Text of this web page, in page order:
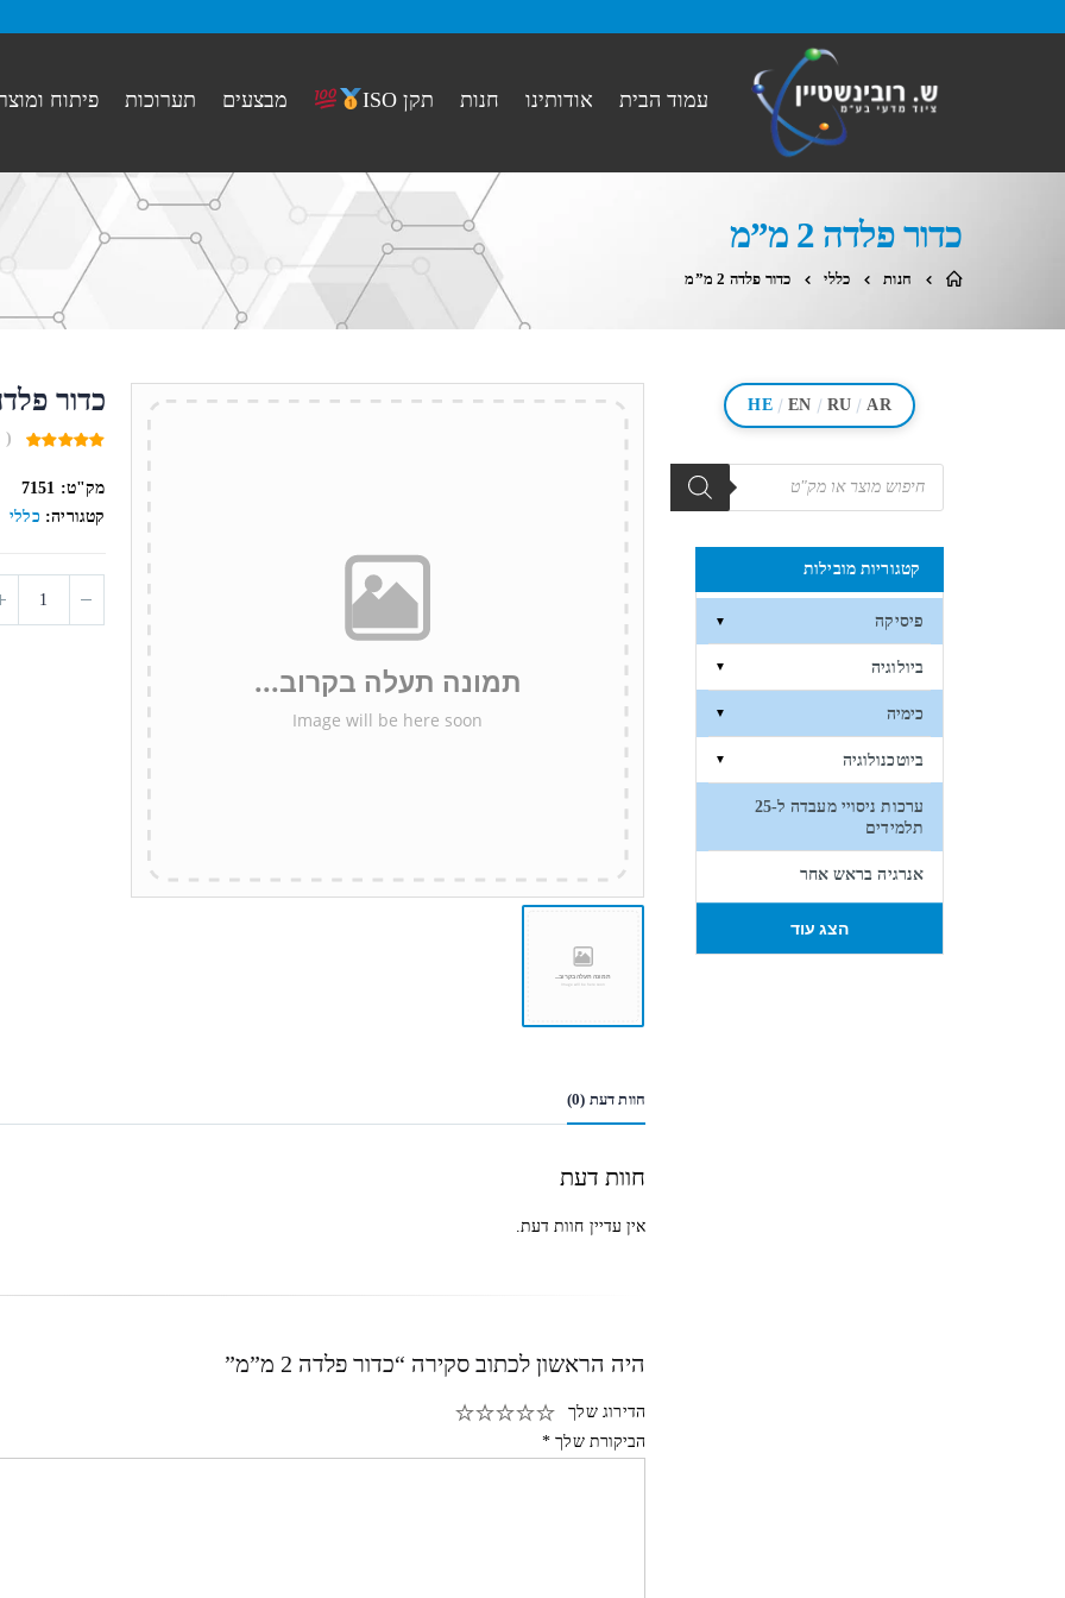
עמוד הבית אודותינו חנות תקן ISO מבצעים תערוכות פיתוח
כדור פלדה 2 מ”מ
חנות כללי כדור פלדה 2 מ”מ
כדור פלדה 2
out
of
5
(
מק"ט: 7151
קטגוריה: כללי
חוות דעת (0)
חוות דעת
אין עדיין חוות דעת.
היה הראשון לכתוב סקירה “כדור פלדה 2 מ”מ”
הדירוג שלך
הביקורת שלך *
HE / EN / RU / AR
מוצרים
search
קטגוריות מובילות
פיסיקה ▼
ביולוגיה ▼
כימיה ▼
ביוטכנולוגיה ▼
ערכות ניסויי מעבדה ל-25
תלמידים
אנרגיה בראש אחר
הצג עוד